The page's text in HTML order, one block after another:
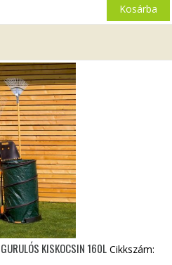
Kosárba
KISKOCSIN 160L Cikkszám: